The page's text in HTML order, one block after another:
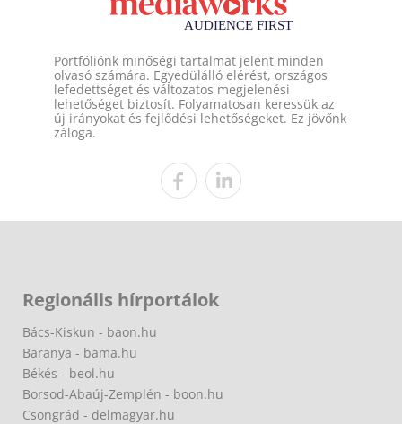
Portfóliónk minőségi tartalmat jelent minden
olvasó számára. Egyedülálló elérést, országos
lefedettséget és változatos megjelenési
lehetőséget biztosít. Folyamatosan keressük az
új irányokat és fejlődési lehetőségeket. Ez jövőnk
záloga.
Regionális hírportálok
Bács-Kiskun - baon.hu
Baranya - bama.hu
Békés - beol.hu
Borsod-Abaúj-Zemplén - boon.hu
Csongrád - delmagyar.hu